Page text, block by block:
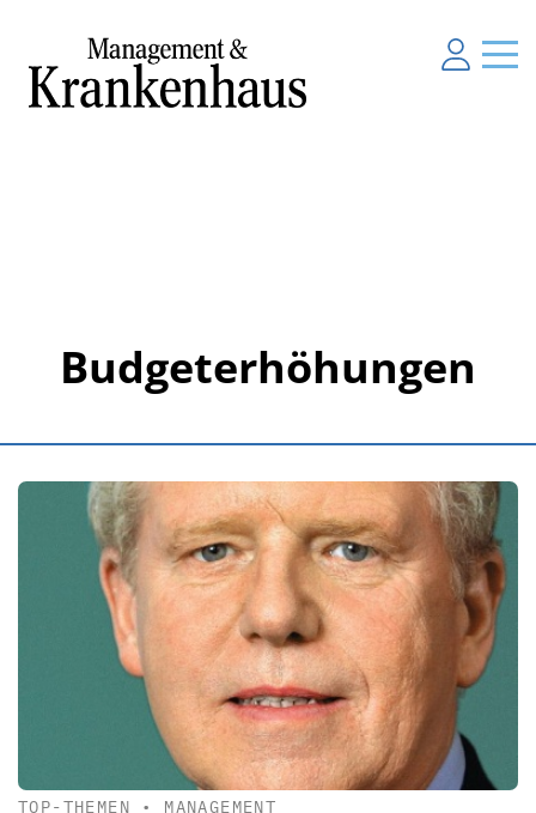
Budgeterhöhungen
TOP-THEMEN • MANAGEMENT